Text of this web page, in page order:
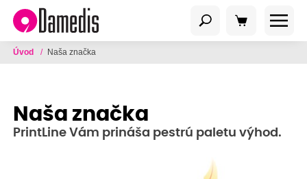
Úvod / Naša značka
Naša značka
PrintLine Vám prináša pestrú paletu výhod.